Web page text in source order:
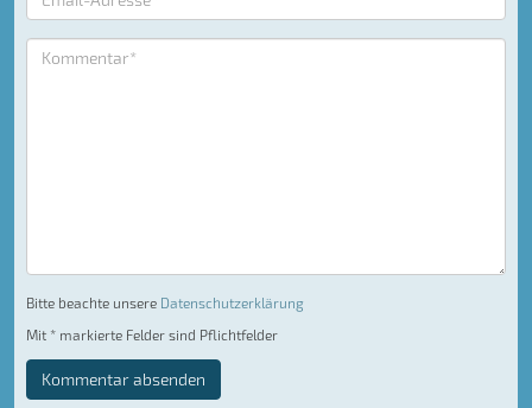
Bitte beachte unsere Datenschutzerklärung
Mit * markierte Felder sind Pflichtfelder
Kommentar absenden